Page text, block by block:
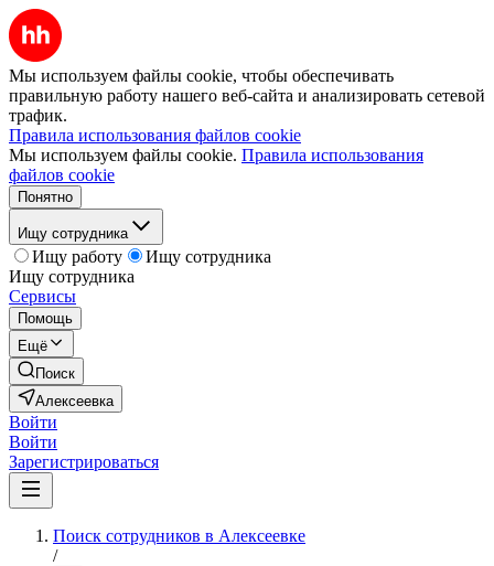
Мы используем файлы cookie, чтобы обеспечивать
правильную работу нашего веб-сайта и анализировать сетевой
трафик.
Правила использования файлов cookie
Мы используем файлы cookie. Правила использования
файлов cookie
Понятно
Ищу сотрудника
Ищу работу
Ищу сотрудника
Ищу сотрудника
Сервисы
Помощь
Ещё
Поиск
Алексеевка
Войти
Войти
Зарегистрироваться
Поиск сотрудников в Алексеевке
/